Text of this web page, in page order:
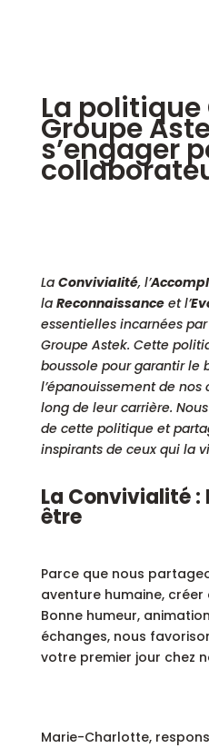
La politique
Groupe
s’engager
La Convivialité, l’
la Reconnaissanceet l’
essentielles incarnées
Groupe Astek. Cette
boussole pour garantir le
l’épanouissement de
long de leur carrière.
de cette politique et
inspirants de ceux qui la
La Convivialité :
être
Parce que nous
aventure humaine, créer
Bonne humeur,
échanges, nous
votre premier jour chez
Marie-Charlotte,